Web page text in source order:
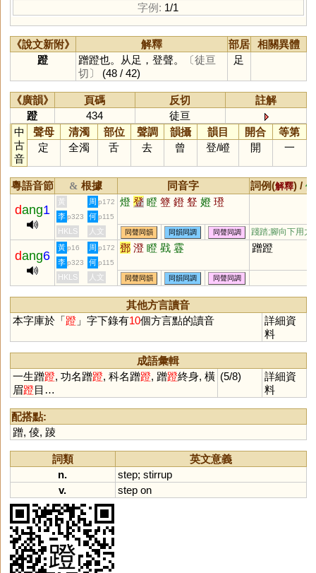
字例: 1/1
《說文新附》 解釋 部居
相關異體
蹬
蹭蹬也。从足，登聲。
〔徒亘
切〕
(48 / 42)
足
《廣韻》 頁碼 反切
註解
蹬
434
徒亘
中
古
音
聲母 清濁 部位 聲調 韻攝 韻目 開合
等第
定
全濁 舌 去 曾 登/嶝 開 一
粵語音節 & 根據 同音字 詞例(解釋) /
dang1
黃 周 p172 燈 登 瞪 簦 鐙 豋 嬁 璒
李 p323 何 p115
HKLS 人文 同聲同韻 同韻同調 同聲同調 踐踏;腳向下用力
dang6
黃 p16 周 p172 鄧 澄 瞪 戥 霯 蹭蹬
李 p323 何 p115
HKLS 人文 同聲同韻 同韻同調 同聲同調
其他方言讀音
本字庫於「蹬 」字下錄有10個方言點的讀音
詳細資
料
成語彙輯
一生蹭蹬, 功名蹭蹬, 科名蹭蹬, 蹭蹬終身, 橫
眉蹬目…
(5/8)
詳細資
料
配搭點:
蹭, 倰, 踜
詞類
英文意義
n.
step; stirrup
v.
step on